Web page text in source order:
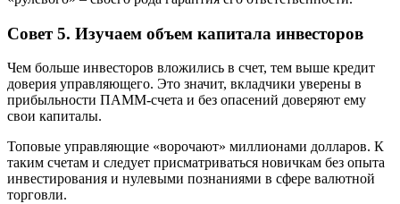
Совет 5. Изучаем объем капитала инвесторов
Чем больше инвесторов вложились в счет, тем выше кредит
доверия управляющего. Это значит, вкладчики уверены в
прибыльности ПАММ-счета и без опасений доверяют ему
свои капиталы.
Топовые управляющие «ворочают» миллионами долларов. К
таким счетам и следует присматриваться новичкам без опыта
инвестирования и нулевыми познаниями в сфере валютной
торговли.